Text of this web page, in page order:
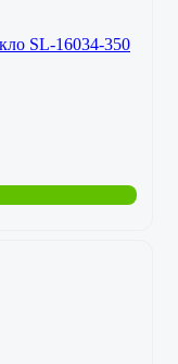
SL-16034-350